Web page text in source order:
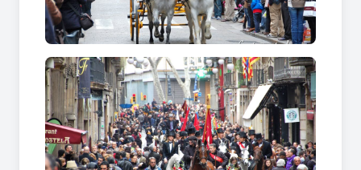
Aquests oficis tenien la seva casa gremial a la
Plaça dels Traginers (desapareguda amb
l’obertura de la Via Laietana, destrucció del barri
de Sant Pere).
El diumenge abans de la festivitat, en aquesta
plaça es subhastava el càrrec d’abanderat de la
comitiva. La junta del gremi traslladava el pendó